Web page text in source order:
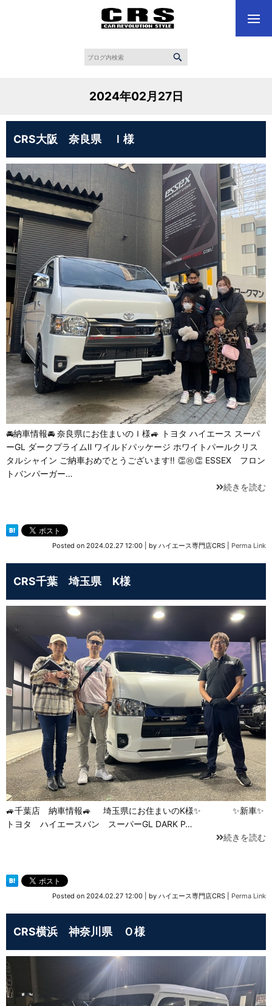
2024年02月27日
CRS大阪 奈良県 Ｉ様
🚘納車情報🚘 奈良県にお住まいのＩ様🚙 トヨタ ハイエース スーパ
ーGL ダークプライムⅡ ワイルドパッケージ ホワイトパールクリス
タルシャイン ご納車おめでとうございます‼️ 👏㊗️👏 ESSEX フロン
トバンパーガー…
続きを読む
Posted on 2024.02.27 12:00 by ハイエース専門店CRS Perma Link
CRS千葉 埼玉県 K様
🚙千葉店 納車情報🚙 埼玉県にお住まいのK様✨ ✨新車✨
トヨタ ハイエースバン スーパーGL DARK P…
続きを読む
Posted on 2024.02.27 12:00 by ハイエース専門店CRS Perma Link
CRS横浜 神奈川県 Ｏ様